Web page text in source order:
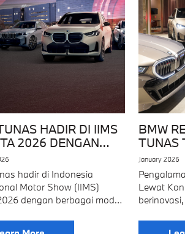
HADIR DI IIMS
2026 DENGAN
EKSKLUSIF
hadir di Indonesia
Motor Show (IIMS)
dengan berbagai model
BMW
TUNAS
January 2026
Lewat